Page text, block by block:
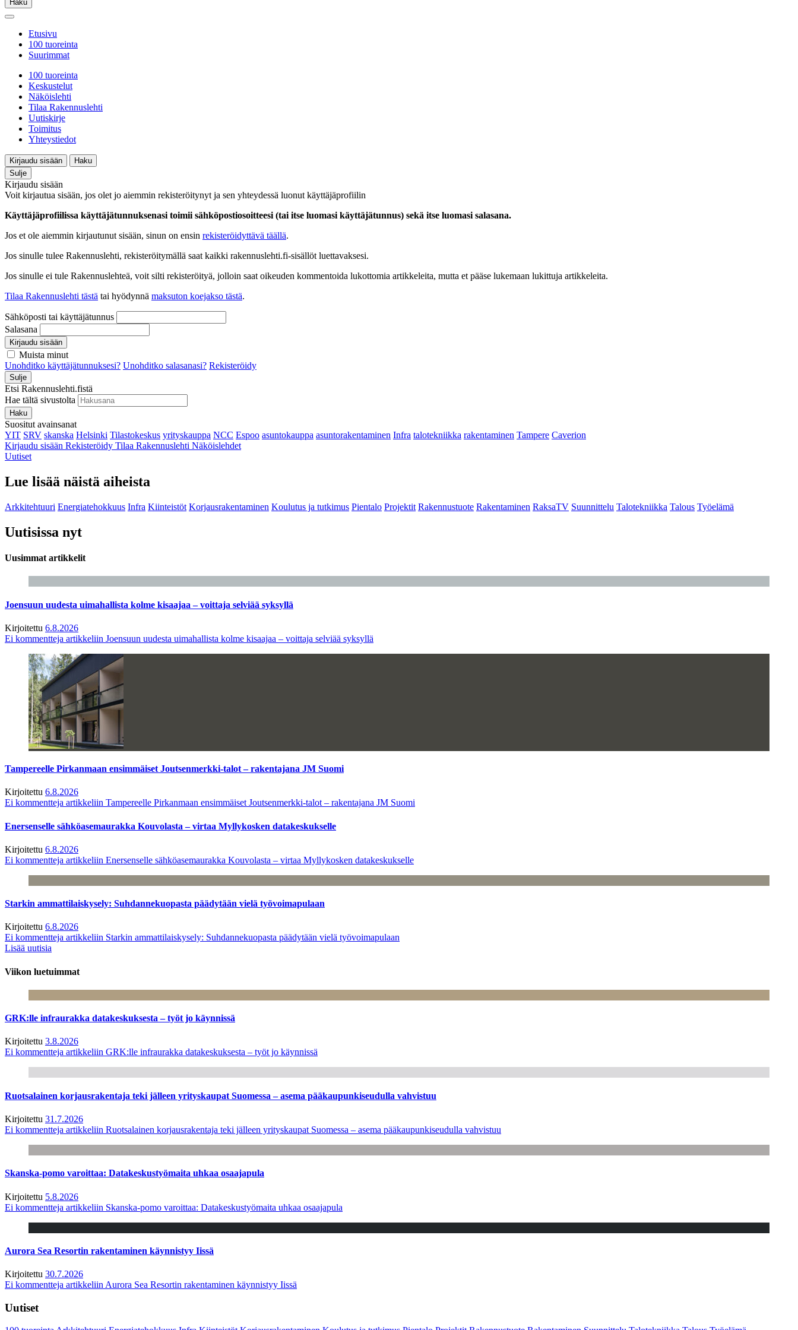
Haku
Etusivu
100 tuoreinta
Suurimmat
100 tuoreinta
Keskustelut
Näköislehti
Tilaa Rakennuslehti
Uutiskirje
Toimitus
Yhteystiedot
Kirjaudu sisään
Haku
Sulje
Kirjaudu sisään
Voit kirjautua sisään, jos olet jo aiemmin rekisteröitynyt ja sen yhteydessä luonut käyttäjäprofiilin
Käyttäjäprofiilissa käyttäjätunnuksenasi toimii sähköpostiosoitteesi (tai itse luomasi käyttäjätunnus) sekä itse luomasi salasana.
Jos et ole aiemmin kirjautunut sisään, sinun on ensin rekisteröidyttävä täällä.
Jos sinulle tulee Rakennuslehti, rekisteröitymällä saat kaikki rakennuslehti.fi-sisällöt luettavaksesi.
Jos sinulle ei tule Rakennuslehteä, voit silti rekisteröityä, jolloin saat oikeuden kommentoida lukottomia artikkeleita, mutta et pääse lukemaan lukittuja artikkeleita.
Tilaa Rakennuslehti tästä tai hyödynnä maksuton koejakso tästä.
Sähköposti tai käyttäjätunnus
Salasana
Kirjaudu sisään
Muista minut
Unohditko käyttäjätunnuksesi? Unohditko salasanasi? Rekisteröidy
Sulje
Etsi Rakennuslehti.fistä
Hae tältä sivustolta
Haku
Suositut avainsanat
YIT SRV skanska Helsinki Tilastokeskus yrityskauppa NCC Espoo asuntokauppa asuntorakentaminen Infra talotekniikka rakentaminen Tampere Caverion
Kirjaudu sisään Rekisteröidy Tilaa Rakennuslehti Näköislehdet
Uutiset
Lue lisää näistä aiheista
Arkkitehtuuri Energiatehokkuus Infra Kiinteistöt Korjausrakentaminen Koulutus ja tutkimus Pientalo Projektit Rakennustuote Rakentaminen RaksaTV Suunnittelu Talotekniikka Talous Työelämä
Uutisissa nyt
Uusimmat artikkelit
Joensuun uudesta uimahallista kolme kisaajaa – voittaja selviää syksyllä
Kirjoitettu 6.8.2026
Ei kommentteja artikkeliin Joensuun uudesta uimahallista kolme kisaajaa – voittaja selviää syksyllä
Tampereelle Pirkanmaan ensimmäiset Joutsenmerkki-talot – rakentajana JM Suomi
Kirjoitettu 6.8.2026
Ei kommentteja artikkeliin Tampereelle Pirkanmaan ensimmäiset Joutsenmerkki-talot – rakentajana JM Suomi
Enersenselle sähköasemaurakka Kouvolasta – virtaa Myllykosken datakeskukselle
Kirjoitettu 6.8.2026
Ei kommentteja artikkeliin Enersenselle sähköasemaurakka Kouvolasta – virtaa Myllykosken datakeskukselle
Starkin ammattilaiskysely: Suhdannekuopasta päädytään vielä työvoimapulaan
Kirjoitettu 6.8.2026
Ei kommentteja artikkeliin Starkin ammattilaiskysely: Suhdannekuopasta päädytään vielä työvoimapulaan
Lisää uutisia
Viikon luetuimmat
GRK:lle infraurakka datakeskuksesta – työt jo käynnissä
Kirjoitettu 3.8.2026
Ei kommentteja artikkeliin GRK:lle infraurakka datakeskuksesta – työt jo käynnissä
Ruotsalainen korjausrakentaja teki jälleen yrityskaupat Suomessa – asema pääkaupunkiseudulla vahvistuu
Kirjoitettu 31.7.2026
Ei kommentteja artikkeliin Ruotsalainen korjausrakentaja teki jälleen yrityskaupat Suomessa – asema pääkaupunkiseudulla vahvistuu
Skanska-pomo varoittaa: Datakeskustyömaita uhkaa osaajapula
Kirjoitettu 5.8.2026
Ei kommentteja artikkeliin Skanska-pomo varoittaa: Datakeskustyömaita uhkaa osaajapula
Aurora Sea Resortin rakentaminen käynnistyy Iissä
Kirjoitettu 30.7.2026
Ei kommentteja artikkeliin Aurora Sea Resortin rakentaminen käynnistyy Iissä
Uutiset